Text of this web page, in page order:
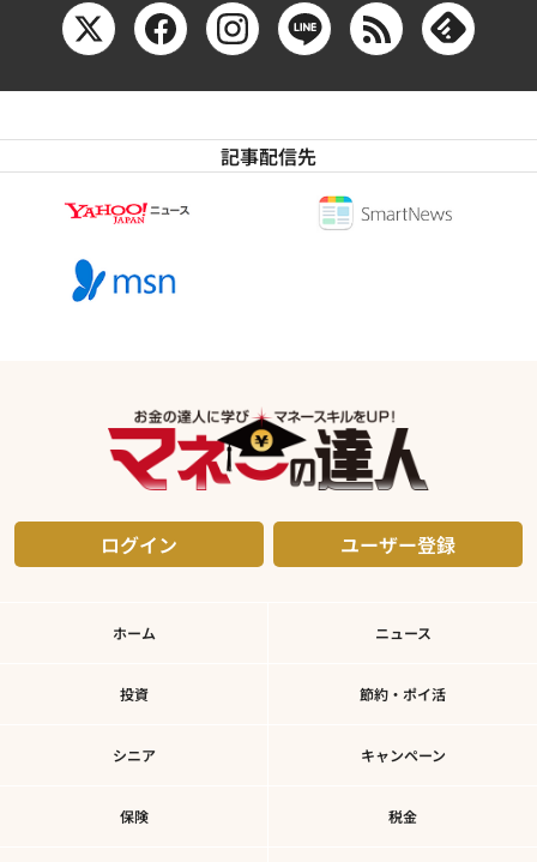
記事配信先
ログイン ユーザー登録
ホーム ニュース
投資 節約・ポイ活
シニア キャンペーン
保険 税金